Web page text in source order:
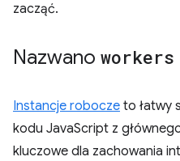
zacząć.
Nazwano workers
Instancje robocze to łatwy
kodu JavaScript z
kluczowe dla zachowania